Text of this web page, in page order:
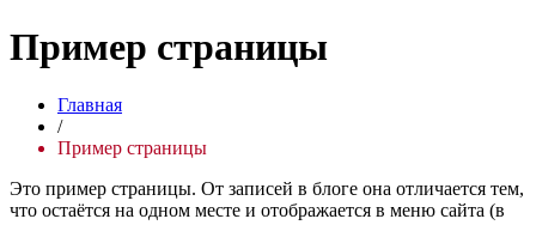
Пример страницы
Главная
/
Пример страницы
Это пример страницы. От записей в блоге она отличается тем,
что остаётся на одном месте и отображается в меню сайта (в